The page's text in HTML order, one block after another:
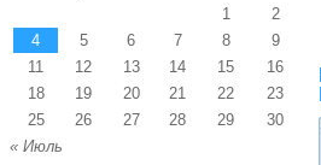
« Июль
1
2
4 5 6 7 8
9
11 12 13 14 15
16
18 19 20 21 22
23
25 26 27 28 29 30